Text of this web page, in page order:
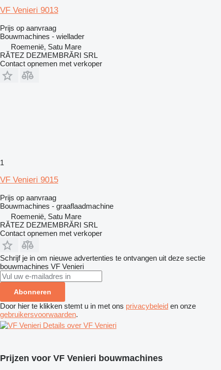
VF Venieri 9013
Prijs op aanvraag
Bouwmachines - wiellader
Roemenië, Satu Mare
RĂTEZ DEZMEMBRĂRI SRL
Contact opnemen met verkoper
1
VF Venieri 9015
Prijs op aanvraag
Bouwmachines - graaflaadmachine
Roemenië, Satu Mare
RĂTEZ DEZMEMBRĂRI SRL
Contact opnemen met verkoper
Schrijf je in om nieuwe advertenties te ontvangen uit deze sectie
bouwmachines VF Venieri
Abonneren
Door hier te klikken stemt u in met ons privacybeleid en onze
gebruikersvoorwaarden.
Details over VF Venieri
Prijzen voor VF Venieri bouwmachines